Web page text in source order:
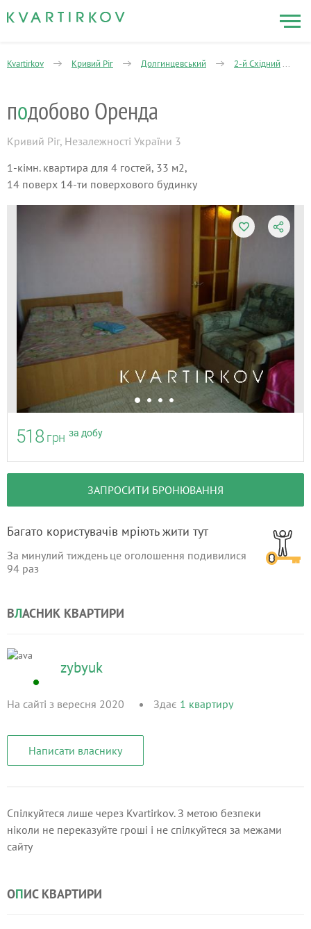
Kvartirkov Кривий Ріг Долгинцевський 2-й Східний
подобово Оренда
Кривий Ріг, Незалежності України 3
1-кімн. квартира для 4 гостей, 33 м2,
14 поверх 14-ти поверхового будинку
518 грн за добу
ЗАПРОСИТИ БРОНЮВАННЯ
Багато користувачів мріють жити тут
За минулий тиждень це оголошення подивилися
94 раз
ВЛАСНИК КВАРТИРИ
zybyuk
На сайті з вересня 2020 Здає 1 квартиру
Написати власнику
Спілкуйтеся лише через Kvartirkov. З метою безпеки
ніколи не переказуйте гроші і не спілкуйтеся за межами
сайту
ОПИС КВАРТИРИ